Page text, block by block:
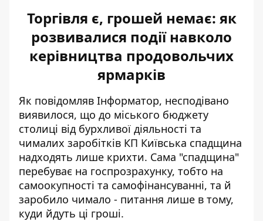
Торгівля є, грошей немає: як
розвивалися події навколо
керівництва продовольчих
ярмарків
Як повідомляв Інформатор, несподівано
виявилося, що до міського бюджету
столиці від бурхливої діяльності та
чималих заробітків КП Київська спадщина
надходять лише крихти. Сама "спадщина"
перебуває на госпрозрахунку, тобто на
самоокупності та самофінансуванні, та й
заробило чимало - питання лише в тому,
куди йдуть ці гроші.